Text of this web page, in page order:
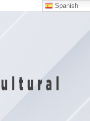
Spanish